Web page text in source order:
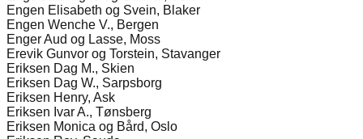
Engen Elisabeth og Svein, Blaker
Engen Wenche V., Bergen
Enger Aud og Lasse, Moss
Erevik Gunvor og Torstein, Stavanger
Eriksen Dag M., Skien
Eriksen Dag W., Sarpsborg
Eriksen Henry, Ask
Eriksen Ivar A., Tønsberg
Eriksen Monica og Bård, Oslo